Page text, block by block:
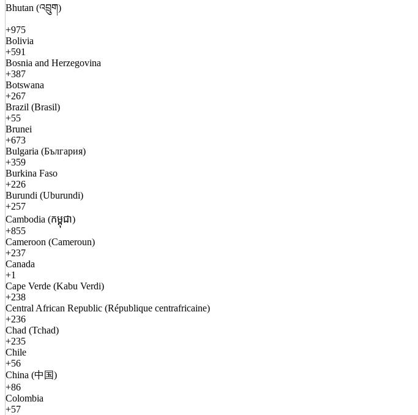
Bhutan (འབྲུག)
+975
Bolivia
+591
Bosnia and Herzegovina
+387
Botswana
+267
Brazil (Brasil)
+55
Brunei
+673
Bulgaria (България)
+359
Burkina Faso
+226
Burundi (Uburundi)
+257
Cambodia (កម្ពុជា)
+855
Cameroon (Cameroun)
+237
Canada
+1
Cape Verde (Kabu Verdi)
+238
Central African Republic (République centrafricaine)
+236
Chad (Tchad)
+235
Chile
+56
China (中国)
+86
Colombia
+57